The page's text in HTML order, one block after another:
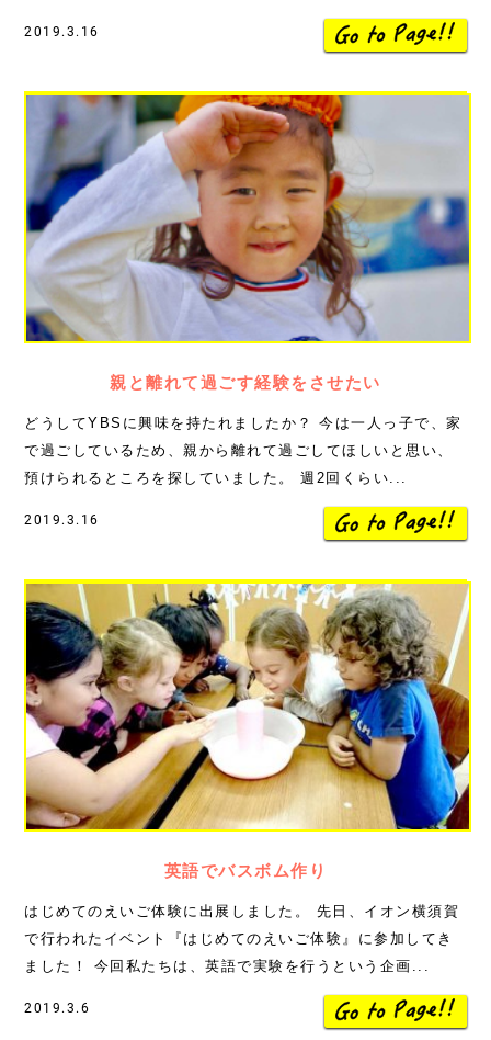
2019.3.16
親と離れて過ごす経験をさせたい
どうしてYBSに興味を持たれましたか？ 今は一人っ子で、家
で過ごしているため、親から離れて過ごしてほしいと思い、
預けられるところを探していました。 週2回くらい...
2019.3.16
英語でバスボム作り
はじめてのえいご体験に出展しました。 先日、イオン横須賀
で行われたイベント『はじめてのえいご体験』に参加してき
ました！ 今回私たちは、英語で実験を行うという企画...
2019.3.6